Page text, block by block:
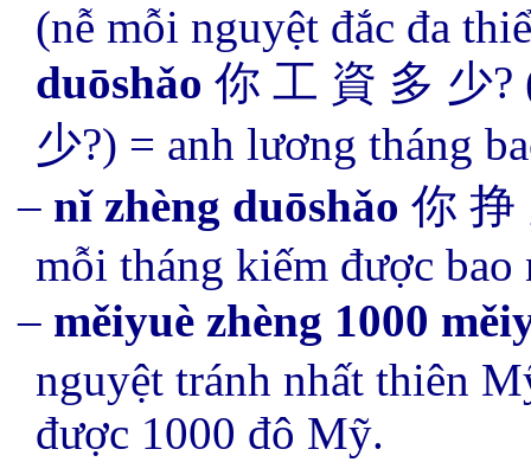
(nễ mỗi nguyệt đắc đa
duōshǎo 你 工 資 多 少?
少?) = anh lương tháng
– nǐ zhèng duōshǎo 你 挣
mỗi tháng kiếm được bao
– měiyuè zhèng 1000 měi
nguyệt tránh nhất thiên
được 1000 đô Mỹ.